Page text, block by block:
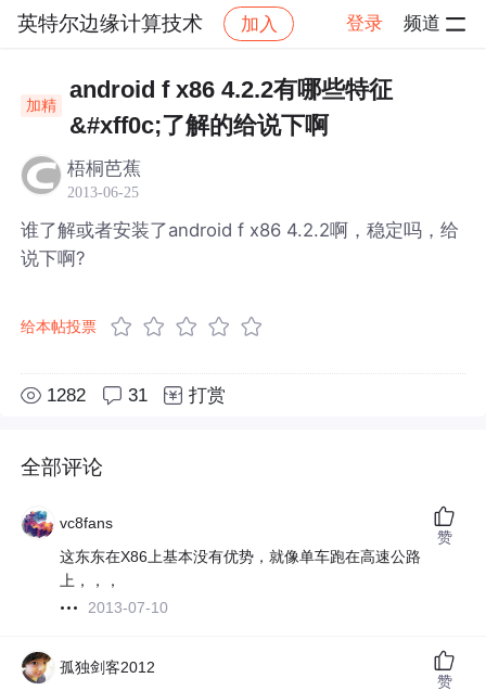
英特尔边缘计算技术 加入 登录 频道
英特尔边缘计算技术 帖子详情
加精
android f x86 4.2.2有哪些特征
&#xff0c;了解的给说下啊
梧桐芭蕉
2013-06-25
谁了解或者安装了android f x86 4.2.2啊，稳定吗，给
说下啊?
给本帖投票
1282 31 打赏
全部评论
vc8fans
这东东在X86上基本没有优势，就像单车跑在高速公路
上，，，
2013-07-10
赞
孤独剑客2012
赞